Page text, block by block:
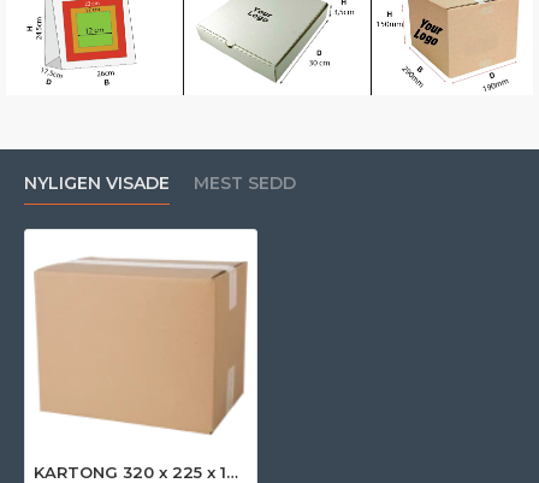
NYLIGEN VISADE MEST SEDD
KARTONG 320 x 225 x 160 mm